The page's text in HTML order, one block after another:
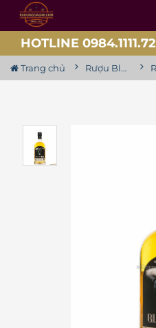
HOTLINE 0984.1111.72
Trang chủ Rượu Black Bull Blended